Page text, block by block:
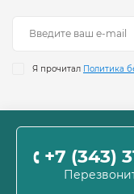
Я прочитал Политика
+7 (343)